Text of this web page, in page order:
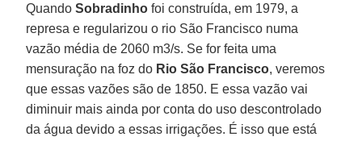
QuandoSobradinho foi construída, em 1979, a
represa e regularizou o rio São Francisco numa
vazão média de 2060 m3/s. Se for feita uma
mensuração na foz do Rio São Francisco, veremos
que essas vazões são de 1850. E essa vazão vai
diminuir mais ainda por conta do uso descontrolado
da água devido a essas irrigações. É isso que está